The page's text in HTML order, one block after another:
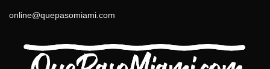
online@quepasomiami.com